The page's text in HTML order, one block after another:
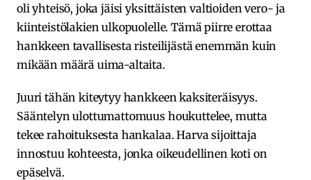
oli yhteisö, joka jäisi yksittäisten valtioiden vero- ja
kiinteistölakien ulkopuolelle. Tämä piirre erottaa
hankkeen tavallisesta risteilijästä enemmän kuin
mikään määrä uima-altaita.
Juuri tähän kiteytyy hankkeen kaksiteräisyys.
Sääntelyn ulottumattomuus houkuttelee, mutta
tekee rahoituksesta hankalaa. Harva sijoittaja
innostuu kohteesta, jonka oikeudellinen koti on
epäselvä.